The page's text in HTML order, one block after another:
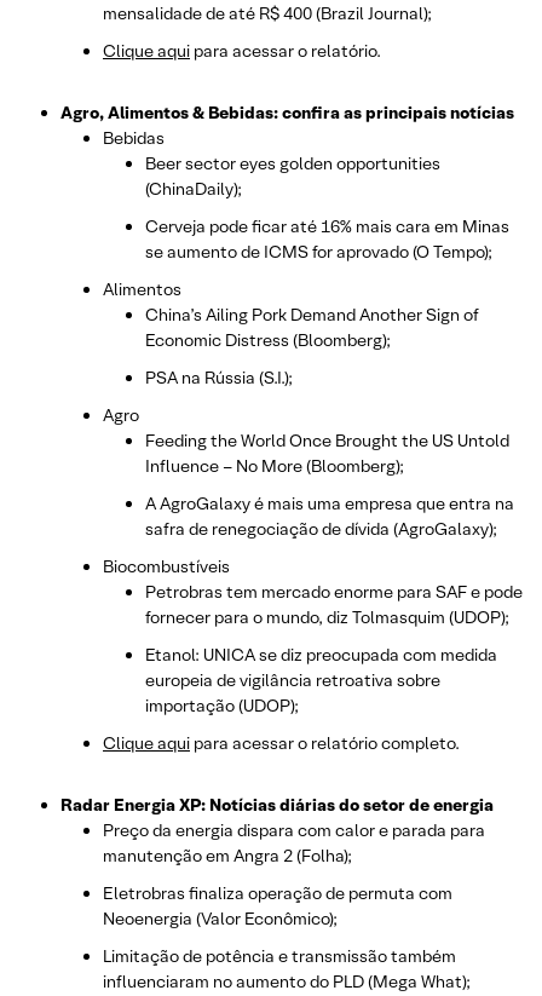
mensalidade de até R$ 400 (Brazil Journal);
Clique aqui para acessar o relatório.
Agro, Alimentos & Bebidas: confira as principais notícias
Bebidas
Beer sector eyes golden opportunities
(ChinaDaily);
Cerveja pode ficar até 16% mais cara em Minas
se aumento de ICMS for aprovado (O Tempo);
Alimentos
China’s Ailing Pork Demand Another Sign of
Economic Distress (Bloomberg);
PSA na Rússia (S.I.);
Agro
Feeding the World Once Brought the US Untold
Influence – No More (Bloomberg);
A AgroGalaxy é mais uma empresa que entra na
safra de renegociação de dívida (AgroGalaxy);
Biocombustíveis
Petrobras tem mercado enorme para SAF e pode
fornecer para o mundo, diz Tolmasquim (UDOP);
Etanol: UNICA se diz preocupada com medida
europeia de vigilância retroativa sobre
importação (UDOP);
Clique aqui para acessar o relatório completo.
Radar Energia XP: Notícias diárias do setor de energia
Preço da energia dispara com calor e parada para
manutenção em Angra 2 (Folha);
Eletrobras finaliza operação de permuta com
Neoenergia (Valor Econômico);
Limitação de potência e transmissão também
influenciaram no aumento do PLD (Mega What);